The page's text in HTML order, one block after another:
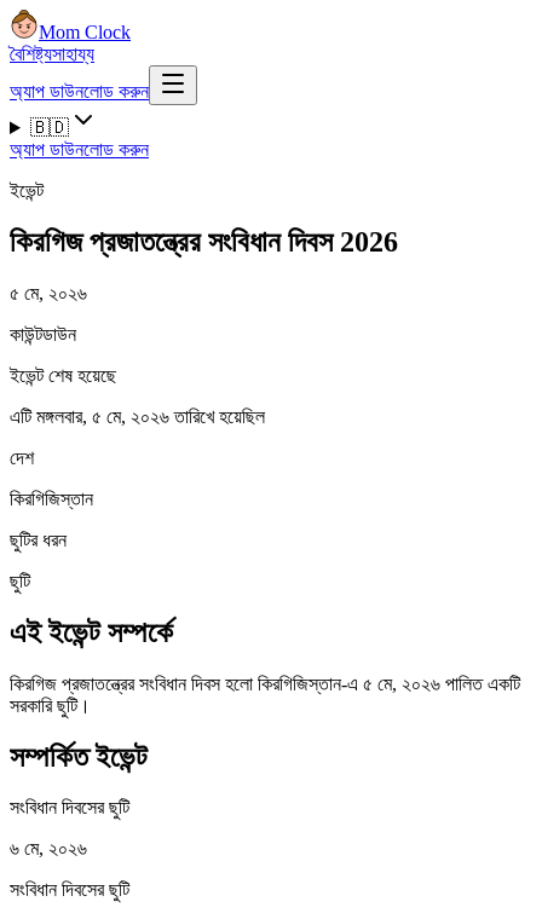
Mom Clock
বৈশিষ্ট্যসাহায্য
অ্যাপ ডাউনলোড করুন
🇧🇩
অ্যাপ ডাউনলোড করুন
ইভেন্ট
কিরগিজ প্রজাতন্ত্রের সংবিধান দিবস 2026
৫ মে, ২০২৬
কাউন্টডাউন
ইভেন্ট শেষ হয়েছে
এটি মঙ্গলবার, ৫ মে, ২০২৬ তারিখে হয়েছিল
দেশ
কিরগিজিস্তান
ছুটির ধরন
ছুটি
এই ইভেন্ট সম্পর্কে
কিরগিজ প্রজাতন্ত্রের সংবিধান দিবস হলো কিরগিজিস্তান-এ ৫ মে, ২০২৬ পালিত একটি
সরকারি ছুটি।
সম্পর্কিত ইভেন্ট
সংবিধান দিবসের ছুটি
৬ মে, ২০২৬
সংবিধান দিবসের ছুটি